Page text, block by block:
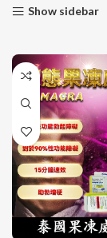
Show sidebar